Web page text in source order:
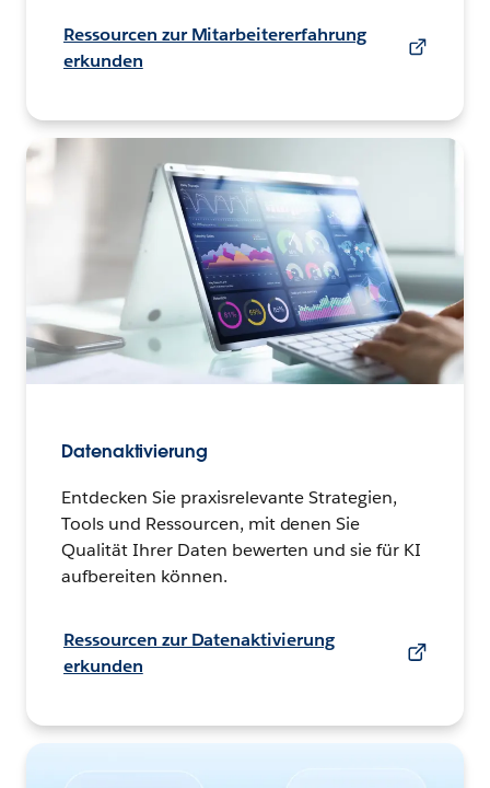
Ressourcen zur Mitarbeitererfahrung
erkunden
Datenaktivierung
Entdecken Sie praxisrelevante Strategien,
Tools und Ressourcen, mit denen Sie
Qualität Ihrer Daten bewerten und sie für KI
aufbereiten können.
Ressourcen zur Datenaktivierung
erkunden